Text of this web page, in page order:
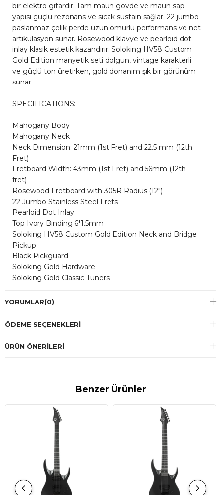
bir elektro gitardır. Tam maun gövde ve maun sap
yapısı güçlü rezonans ve sıcak sustain sağlar. 22 jumbo
paslanmaz çelik perde uzun ömürlü performans ve net
artikülasyon sunar. Rosewood klavye ve pearloid dot
inlay klasik estetik kazandırır. Soloking HV58 Custom
Gold Edition manyetik seti dolgun, vintage karakterli
ve güçlü ton üretirken, gold donanım şık bir görünüm
sunar
SPECIFICATIONS:
Mahogany Body
Mahogany Neck
Neck Dimension: 21mm (1st Fret) and 22.5 mm (12th
Fret)
Fretboard Width: 43mm (1st Fret) and 56mm (12th
fret)
Rosewood Fretboard with 305R Radius (12")
22 Jumbo Stainless Steel Frets
Pearloid Dot Inlay
Top Ivory Binding 6*1.5mm
Soloking HV58 Custom Gold Edition Neck and Bridge
Pickup
Black Pickguard
Soloking Gold Hardware
Soloking Gold Classic Tuners
YORUMLAR(0)
ÖDEME SEÇENEKLERI
ÜRÜN ÖNERILERI
Benzer Ürünler